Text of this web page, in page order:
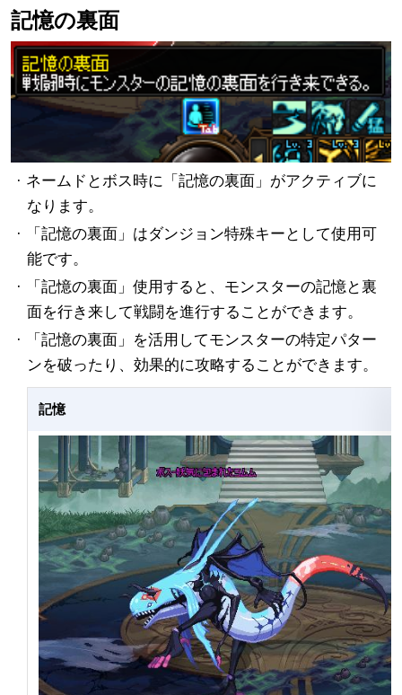
記憶の裏面
· ネームドとボス時に「記憶の裏面」がアクティブに
なります。
· 「記憶の裏面」はダンジョン特殊キーとして使用可
能です。
· 「記憶の裏面」使用すると、モンスターの記憶と裏
面を行き来して戦闘を進行することができます。
· 「記憶の裏面」を活用してモンスターの特定パター
ンを破ったり、効果的に攻略することができます。
記憶